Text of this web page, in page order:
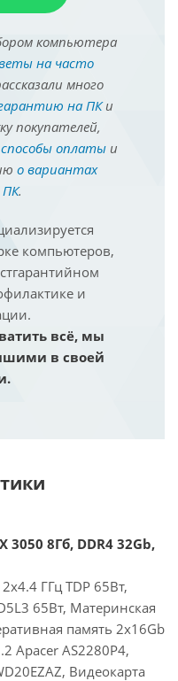
компьютера
на часто
много
на ПКи
покупателей,
способы оплатыи
о вариантах
ПК.
компьютеров,
и
всё, мы
в своей
3050 8Гб, DDR4 32Gb,
ГГц TDP 65Вт,
65Вт, Материнская
память 2x16Gb
Apacer AS2280P4,
Видеокарта